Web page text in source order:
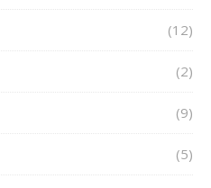
(12)
(2)
(9)
(5)